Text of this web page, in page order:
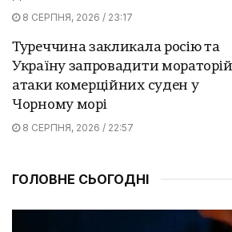
8 СЕРПНЯ, 2026 / 23:17
Туреччина закликала росію та
Україну запровадити
атаки комерційних суден у
Чорному морі
8 СЕРПНЯ, 2026 / 22:57
ГОЛОВНЕ СЬОГОДНІ